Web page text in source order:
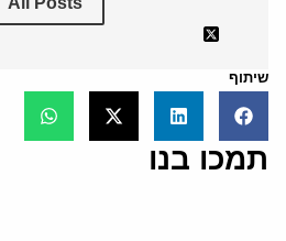
שיתוף
תמכו בנו